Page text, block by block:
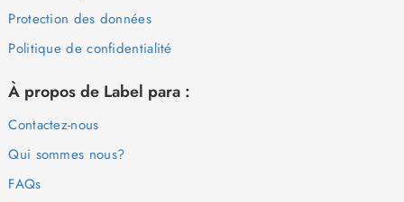
Protection des données
Politique de confidentialité
À propos de Label para :
Contactez-nous
Qui sommes nous?
FAQs